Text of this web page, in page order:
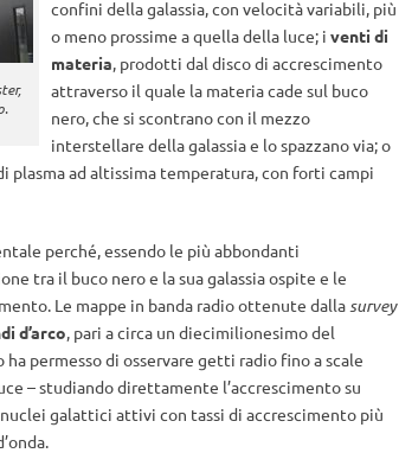
confini della galassia, con velocità variabili, più
o meno prossime a quella della luce; i venti di
materia, prodotti dal disco di accrescimento
attraverso il quale la materia cade sul buco
nero, che si scontrano con il mezzo
interstellare della galassia e lo spazzano via; o
plasma ad altissima temperatura, con forti campi
perché, essendo le più abbondanti
tra il buco nero e la sua galassia ospite e le
Le mappe in banda radio ottenute dallasurvey
d’arco, pari a circa un diecimilionesimo del
permesso di osservare getti radio fino a scale
– studiando direttamente l’accrescimento su
galattici attivi con tassi di accrescimento più